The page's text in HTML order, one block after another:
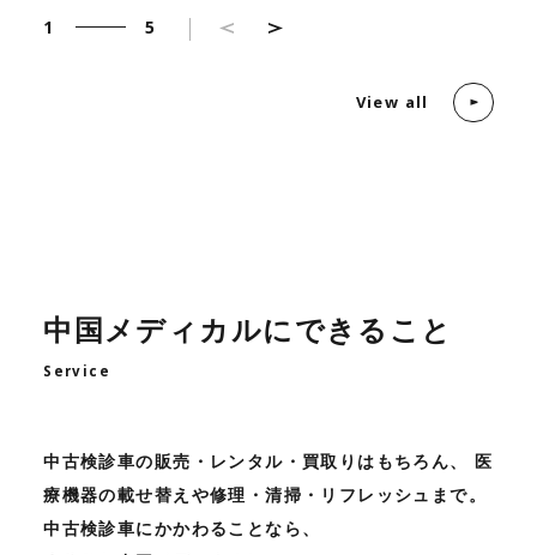
1 5
View all
中国メディカルにできること
Service
中古検診車の販売・レンタル・買取りはもちろん、 医
療機器の載せ替えや修理・清掃・リフレッシュまで。
中古検診車にかかわることなら、